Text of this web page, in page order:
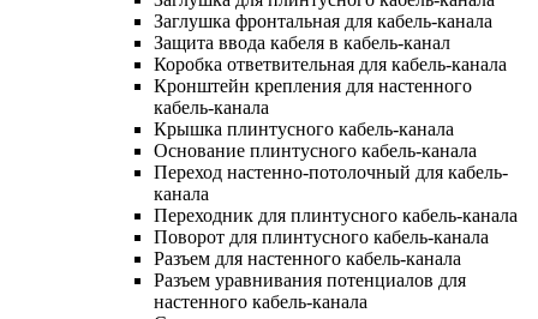
Заглушка фронтальная для кабель-канала
Защита ввода кабеля в кабель-канал
Коробка ответвительная для кабель-канала
Кронштейн крепления для настенного
кабель-канала
Крышка плинтусного кабель-канала
Основание плинтусного кабель-канала
Переход настенно-потолочный для кабель-
канала
Переходник для плинтусного кабель-канала
Поворот для плинтусного кабель-канала
Разъем для настенного кабель-канала
Разъем уравнивания потенциалов для
настенного кабель-канала